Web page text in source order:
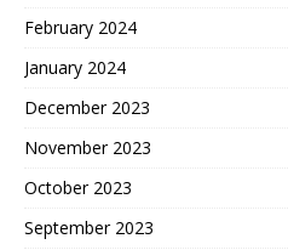
February 2024
January 2024
December 2023
November 2023
October 2023
September 2023